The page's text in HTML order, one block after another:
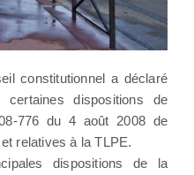
constitutionnel a déclaré
dispositions de
776 du 4 août 2008 de
relatives à la TLPE.
dispositions de la